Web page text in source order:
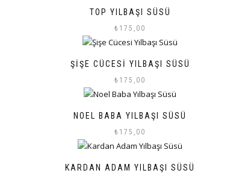
TOP YILBAŞI SÜSÜ
₺ 175,00
ŞIŞE CÜCESI YILBAŞI SÜSÜ
₺ 175,00
NOEL BABA YILBAŞI SÜSÜ
₺ 175,00
KARDAN ADAM YILBAŞI SÜSÜ